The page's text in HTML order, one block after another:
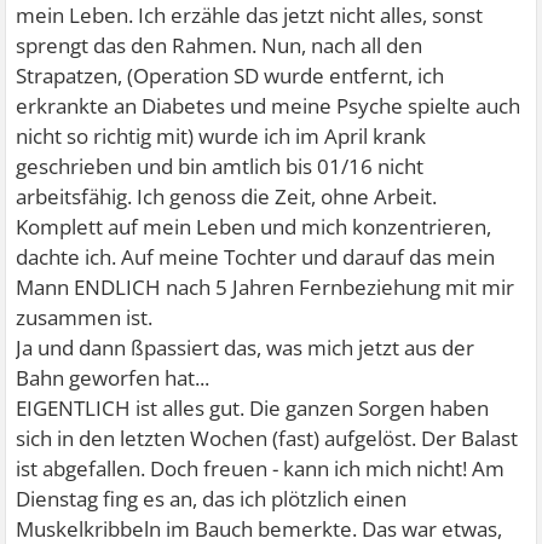
mein Leben. Ich erzähle das jetzt nicht alles, sonst
sprengt das den Rahmen. Nun, nach all den
Strapatzen, (Operation SD wurde entfernt, ich
erkrankte an Diabetes und meine Psyche spielte auch
nicht so richtig mit) wurde ich im April krank
geschrieben und bin amtlich bis 01/16 nicht
arbeitsfähig. Ich genoss die Zeit, ohne Arbeit.
Komplett auf mein Leben und mich konzentrieren,
dachte ich. Auf meine Tochter und darauf das mein
Mann ENDLICH nach 5 Jahren Fernbeziehung mit mir
zusammen ist.
Ja und dann ßpassiert das, was mich jetzt aus der
Bahn geworfen hat...
EIGENTLICH ist alles gut. Die ganzen Sorgen haben
sich in den letzten Wochen (fast) aufgelöst. Der Balast
ist abgefallen. Doch freuen - kann ich mich nicht! Am
Dienstag fing es an, das ich plötzlich einen
Muskelkribbeln im Bauch bemerkte. Das war etwas,